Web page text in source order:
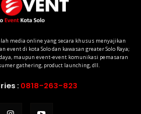
media online yang secara khusus menyajikan
di kota Solo dan kawasan greater Solo Raya;
maupun event-event komunikasi pemasaran
gathering, product launching, dll.
: 0818-263-823